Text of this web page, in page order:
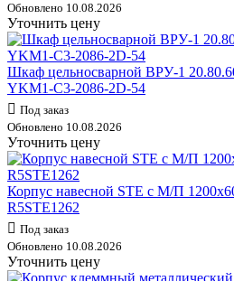
Обновлено 10.08.2026
Уточнить цену
Шкаф цельносварной ВРУ-1
YKM1-C3-2086-2D-54
Под заказ
Обновлено 10.08.2026
Уточнить цену
Корпус навесной STE с М/П
R5STE1262
Под заказ
Обновлено 10.08.2026
Уточнить цену